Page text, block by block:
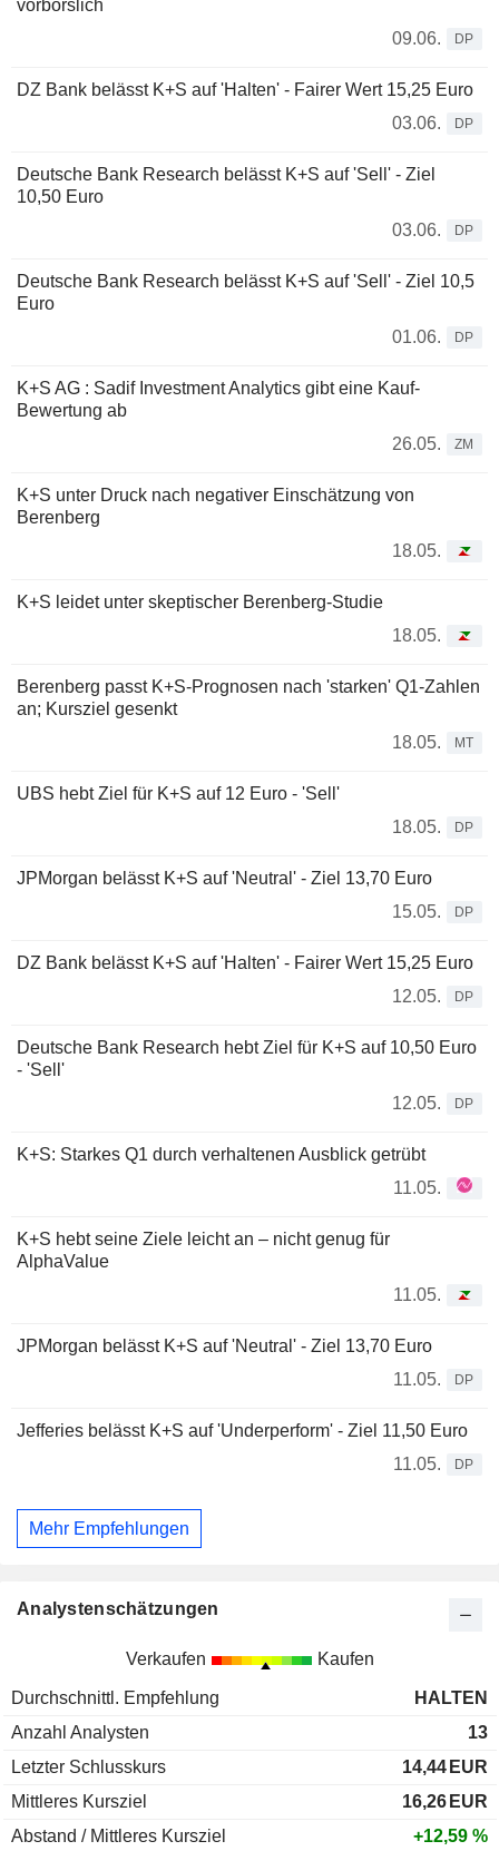
vorbörslich
09.06.
DP
DZ Bank belässt K+S auf 'Halten' - Fairer Wert 15,25 Euro
03.06.
DP
Deutsche Bank Research belässt K+S auf 'Sell' - Ziel
10,50 Euro
03.06.
DP
Deutsche Bank Research belässt K+S auf 'Sell' - Ziel 10,5
Euro
01.06.
DP
K+S AG : Sadif Investment Analytics gibt eine Kauf-
Bewertung ab
26.05.
ZM
K+S unter Druck nach negativer Einschätzung von
Berenberg
18.05.
K+S leidet unter skeptischer Berenberg-Studie
18.05.
Berenberg passt K+S-Prognosen nach 'starken' Q1-Zahlen
an; Kursziel gesenkt
18.05.
MT
UBS hebt Ziel für K+S auf 12 Euro - 'Sell'
18.05.
DP
JPMorgan belässt K+S auf 'Neutral' - Ziel 13,70 Euro
15.05.
DP
DZ Bank belässt K+S auf 'Halten' - Fairer Wert 15,25 Euro
12.05.
DP
Deutsche Bank Research hebt Ziel für K+S auf 10,50 Euro
- 'Sell'
12.05.
DP
K+S: Starkes Q1 durch verhaltenen Ausblick getrübt
11.05.
K+S hebt seine Ziele leicht an – nicht genug für
AlphaValue
11.05.
JPMorgan belässt K+S auf 'Neutral' - Ziel 13,70 Euro
11.05.
DP
Jefferies belässt K+S auf 'Underperform' - Ziel 11,50 Euro
11.05.
DP
Mehr Empfehlungen
Analystenschätzungen
Verkaufen Kaufen
Durchschnittl. Empfehlung
HALTEN
Anzahl Analysten
13
Letzter Schlusskurs
14,44 EUR
Mittleres Kursziel
16,26 EUR
Abstand / Mittleres Kursziel
+12,59 %